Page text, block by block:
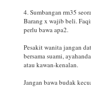
4. Sumbangan rm35
Barang x wajib beli.
perlu bawa apa2.
Pesakit wanita jangan
bersama suami,
atau kawan-kenalan.
Jangan bawa budak